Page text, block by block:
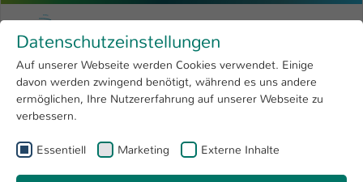
Menu
Research 4
Open submenu
University
International
Skip to main content
University of Applied Sciences
You are here:
Finances
Diversity management
Datenschutzeinstellungen
Auf unserer Webseite werden Cookies verwendet. Einige
davon werden zwingend benötigt, während es uns andere
ermöglichen, Ihre Nutzererfahrung auf unserer Webseite zu
verbessern.
Essentiell Marketing Externe Inhalte